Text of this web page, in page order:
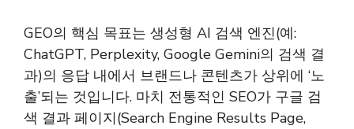
GEO의 핵심 목표는 생성형 AI 검색 엔진(예:
ChatGPT, Perplexity, Google Gemini의 검색 결
과)의 응답 내에서 브랜드나 콘텐츠가 상위에 ‘노
출’되는 것입니다. 마치 전통적인 SEO가 구글 검
색 결과 페이지(Search Engine Results Page,